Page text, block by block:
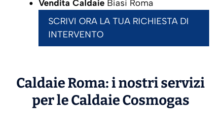
Vendita Caldaie Biasi Roma
SCRIVI ORA LA TUA RICHIESTA DI
INTERVENTO
Caldaie Roma: i nostri servizi
per le CaldaieCosmogas